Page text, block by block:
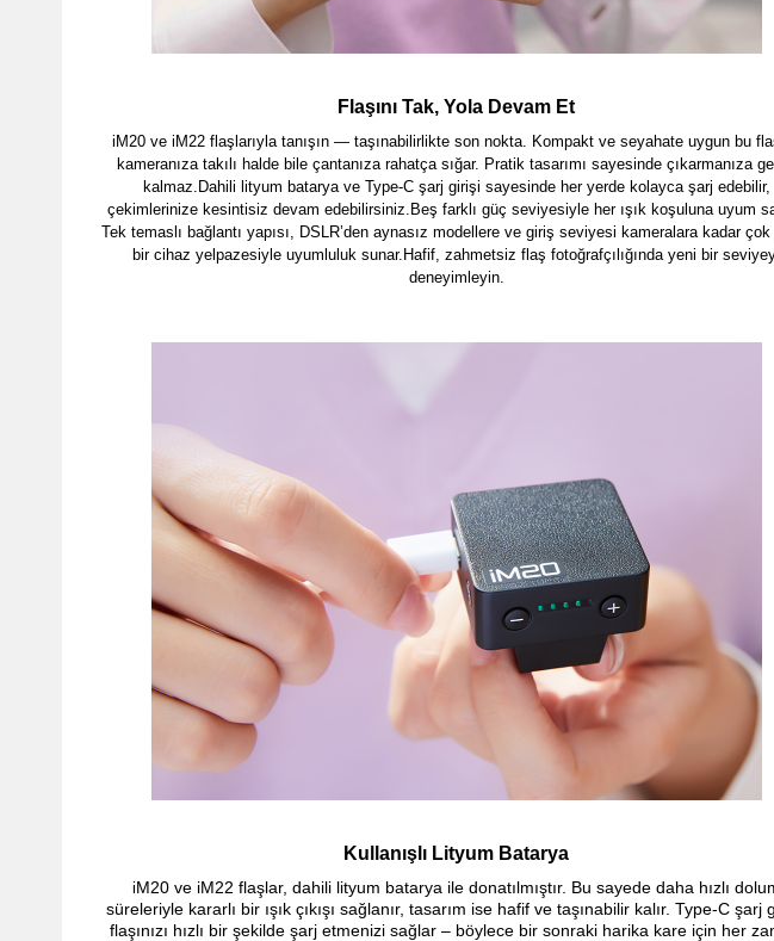
Flaşını Tak, Yola Devam Et
iM20 ve iM22 flaşlarıyla tanışın — taşınabilirlikte son nokta. Kompakt ve seyahate uygun bu
kameranıza takılı halde bile çantanıza rahatça sığar. Pratik tasarımı sayesinde çıkarmanıza
kalmaz.Dahili lityum batarya ve Type-C şarj girişi sayesinde her yerde kolayca şarj edebilir,
çekimlerinize kesintisiz devam edebilirsiniz.Beş farklı güç seviyesiyle her ışık koşuluna uyum
Tek temaslı bağlantı yapısı, DSLR’den aynasız modellere ve giriş seviyesi kameralara kadar
bir cihaz yelpazesiyle uyumluluk sunar.Hafif, zahmetsiz flaş fotoğrafçılığında yeni bir
deneyimleyin.
Kullanışlı Lityum Batarya
iM20 ve iM22 flaşlar, dahili lityum batarya ile donatılmıştır. Bu sayede daha hızlı
süreleriyle kararlı bir ışık çıkışı sağlanır, tasarım ise hafif ve taşınabilir kalır. Type-C şarj
flaşınızı hızlı bir şekilde şarj etmenizi sağlar – böylece bir sonraki harika kare için her